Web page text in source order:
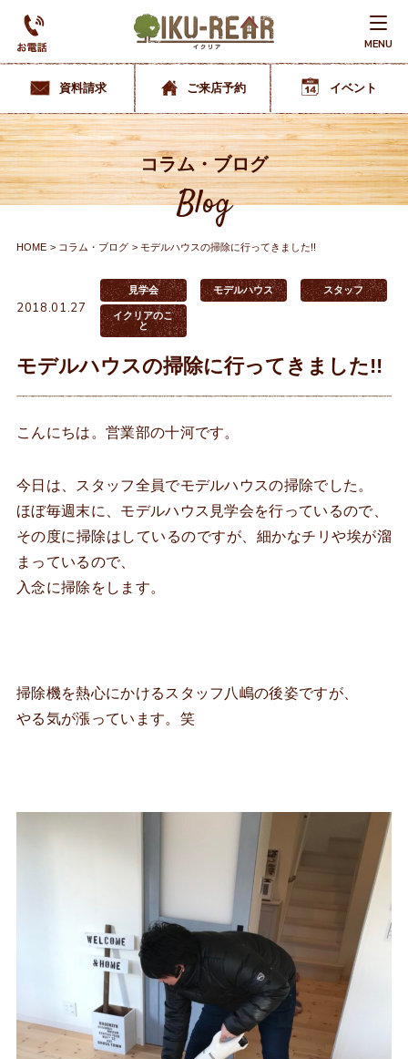
MENU
資料請求 ご来店予約 イベント
コラム・ブログ
Blog
HOME コラム・ブログ モデルハウスの掃除に行ってきました!!
2018.01.27
見学会 モデルハウス スタッフ
イクリアのこ
と
モデルハウスの掃除に行ってきました!!
こんにちは。営業部の十河です。
今日は、スタッフ全員でモデルハウスの掃除でした。
ほぼ毎週末に、モデルハウス見学会を行っているので、
その度に掃除はしているのですが、細かなチリや埃が溜
まっているので、
入念に掃除をします。
掃除機を熱心にかけるスタッフ八嶋の後姿ですが、
やる気が漲っています。笑